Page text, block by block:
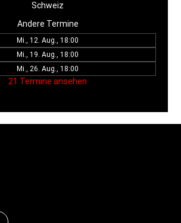
Schweiz
Andere Termine
Mi., 12. Aug., 18:00
Mi., 19. Aug., 18:00
Mi., 26. Aug., 18:00
21 Termine ansehen